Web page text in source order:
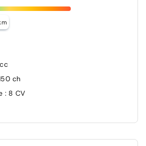
ch
: 8 CV